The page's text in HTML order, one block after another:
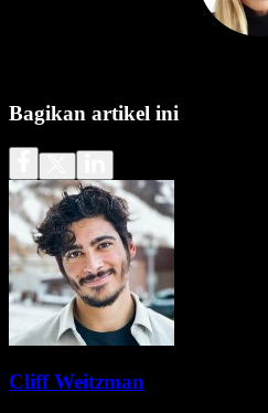
Bagikan artikel ini
Cliff Weitzman